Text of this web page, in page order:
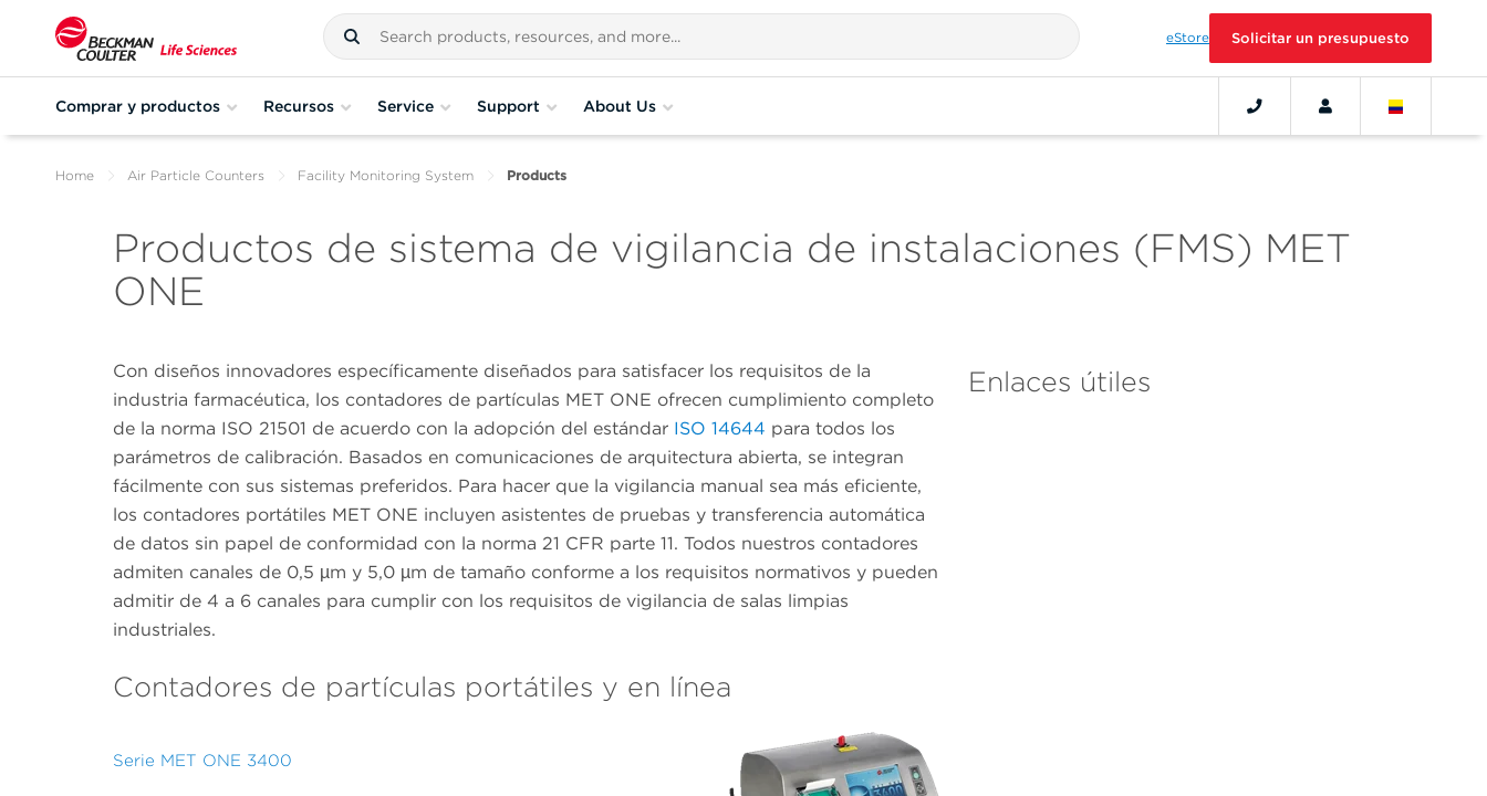
eStore Solicitar un presupuesto
Comprar y productos Recursos Service Support About Us
Home Air Particle Counters Facility Monitoring System Products
Productos de sistema de vigilancia de instalaciones (FMS) MET
ONE
Con diseños innovadores específicamente diseñados para satisfacer los requisitos de la
industria farmacéutica, los contadores de partículas MET ONE ofrecen cumplimiento completo
de la norma ISO 21501 de acuerdo con la adopción del estándar ISO 14644 para todos los
parámetros de calibración. Basados en comunicaciones de arquitectura abierta, se integran
fácilmente con sus sistemas preferidos. Para hacer que la vigilancia manual sea más eficiente,
los contadores portátiles MET ONE incluyen asistentes de pruebas y transferencia automática
de datos sin papel de conformidad con la norma 21 CFR parte 11. Todos nuestros contadores
admiten canales de 0,5 µm y 5,0 µm de tamaño conforme a los requisitos normativos y pueden
admitir de 4 a 6 canales para cumplir con los requisitos de vigilancia de salas limpias
industriales.
Contadores de partículas portátiles y en línea
Serie MET ONE 3400
Enlaces útiles